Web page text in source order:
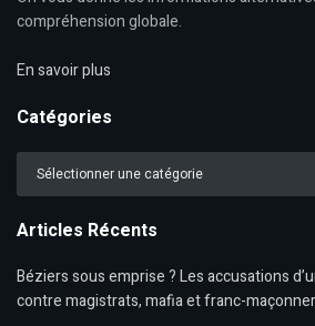
compréhension globale.
En savoir plus
Catégories
Catégories
Articles Récents
Béziers sous emprise ? Les accusations
contre magistrats, mafia et franc-